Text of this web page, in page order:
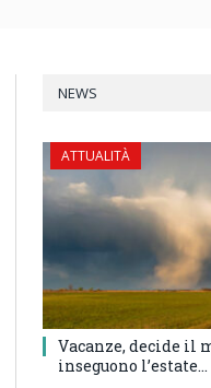
NEWS
ATTUALITÀ
Vacanze, decide il
inseguono